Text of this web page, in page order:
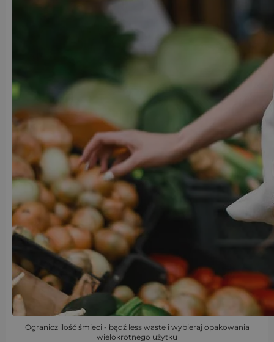
Ogranicz ilość śmieci - bądź less waste i wybieraj opakowania
wielokrotnego użytku